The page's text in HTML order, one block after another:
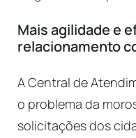
Mais agilidade e
relacionamento
A Central de
o problema da
solicitações dos